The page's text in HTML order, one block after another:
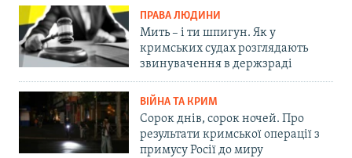
ПРАВА ЛЮДИНИ
Мить – і ти шпигун. Як у
кримських судах розглядають
звинувачення в держзраді
ВІЙНА ТА КРИМ
Сорок днів, сорок ночей. Про
результати кримської операції з
примусу Росії до миру